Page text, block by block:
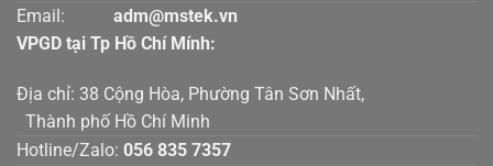
Email:
adm@mstek.vn
VPGD tại Tp Hồ Chí Mính:
Địa chỉ: 38 Cộng Hòa, Phường Tân Sơn Nhất,
Thành phố Hồ Chí Minh
Hotline/Zalo: 056 835 7357